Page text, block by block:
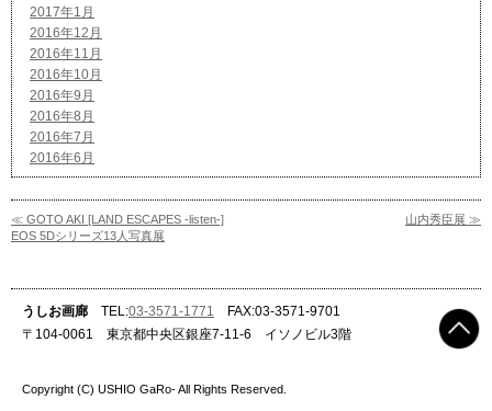
2017年1月
2016年12月
2016年11月
2016年10月
2016年9月
2016年8月
2016年7月
2016年6月
≪ GOTO AKI [LAND ESCAPES -listen-]
EOS 5Dシリーズ13人写真展
山内秀臣展 ≫
うしお画廊 TEL:03-3571-1771 FAX:03-3571-9701
〒104-0061 東京都中央区銀座7-11-6 イソノビル3階
Copyright (C) USHIO GaRo- All Rights Reserved.